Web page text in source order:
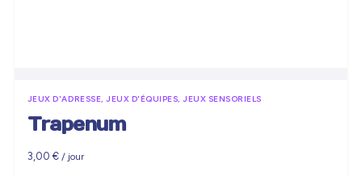
JEUX D'ADRESSE, JEUX D'ÉQUIPES, JEUX SENSORIELS
Trapenum
3,00€ / jour